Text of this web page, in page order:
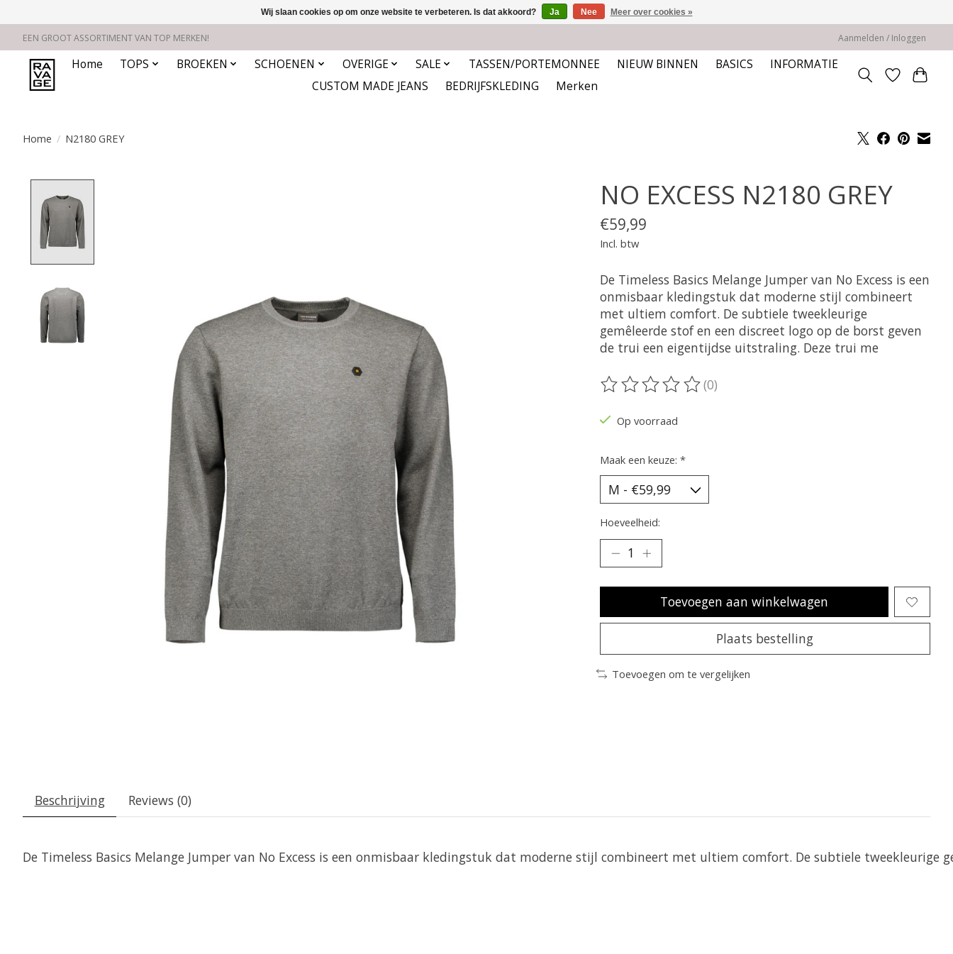
EEN GROOT ASSORTIMENT VAN TOP MERKEN! Aanmelden / Inloggen
Home TOPS BROEKEN SCHOENEN OVERIGE SALE TASSEN/PORTEMONNEE NIEUW BINNEN BASICS
INFORMATIE
CUSTOM MADE JEANS
BEDRIJFSKLEDING Merken
Home / N2180 GREY
NO EXCESS N2180 GREY
€59,99
Incl. btw
De Timeless Basics Melange Jumper van No Excess is een
onmisbaar kledingstuk dat moderne stijl combineert
met ultiem comfort. De subtiele tweekleurige
gemêleerde stof en een discreet logo op de borst geven
de trui een eigentijdse uitstraling. Deze trui me
De beoordeling van dit product is
(0)
Op voorraad
Maak een keuze: *
Hoeveelheid:
Toevoegen aan winkelwagen
Plaats bestelling
Toevoegen om te vergelijken
Beschrijving Reviews (0)
De Timeless Basics Melange Jumper van No Excess is een onmisbaar kledingstuk dat moderne stijl combineert met ultiem comfort. De subtiele
Wij slaan cookies op om onze website te verbeteren. Is dat akkoord? Ja Nee Meer over cookies »